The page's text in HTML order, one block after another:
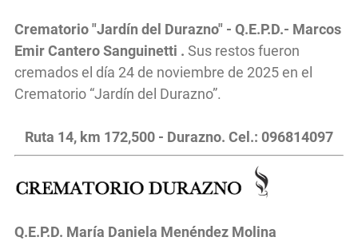
Crematorio "Jardín del Durazno" - Q.E.P.D.- Marcos
Emir Cantero Sanguinetti . Sus restos fueron
cremados el día 24 de noviembre de 2025 en el
Crematorio “Jardín del Durazno”.
Ruta 14, km 172,500 - Durazno. Cel.: 096814097
Q.E.P.D. María Daniela Menéndez Molina